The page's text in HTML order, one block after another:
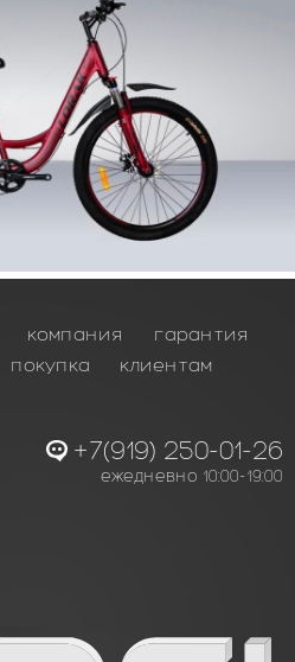
компания
гарантия
покупка
клиентам
+7(919) 250-01-26
ежедневно 10:00-19:00